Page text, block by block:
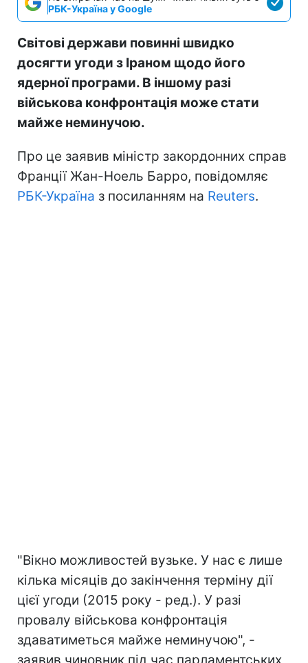
РБК-Україна у Google
Світові держави повинні швидко
досягти угоди з Іраном щодо його
ядерної програми. В іншому разі
військова конфронтація може стати
майже неминучою.
Про це заявив міністр закордонних справ
Франції Жан-Ноель Барро, повідомляє
РБК-Україна з посиланням на Reuters.
"Вікно можливостей вузьке. У нас є лише
кілька місяців до закінчення терміну дії
цієї угоди (2015 року - ред.). У разі
провалу військова конфронтація
здаватиметься майже неминучою", -